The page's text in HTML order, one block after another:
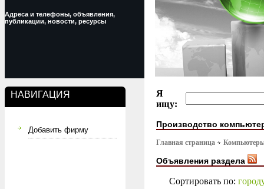
Адреса и телефоны, объявления,
публикации, новости, ресурсы
НАВИГАЦИЯ
Добавить фирму
Я
ищу:
Производство
Главная страница
Объявления раздела
Сортировать по: